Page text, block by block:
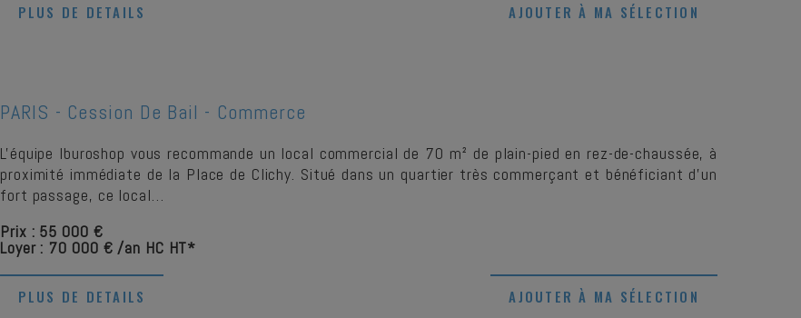
PLUS DE DETAILS AJOUTER À MA SÉLECTION
PARIS - Cession De Bail - Commerce
L'équipe Iburoshop vous recommande un local commercial de 70 m² de plain-pied en rez-de-chaussée, à
proximité immédiate de la Place de Clichy. Situé dans un quartier très commerçant et bénéficiant d'un
fort passage, ce local…
Prix : 55 000 €
Loyer : 70 000 € /an HC HT*
PLUS DE DETAILS AJOUTER À MA SÉLECTION